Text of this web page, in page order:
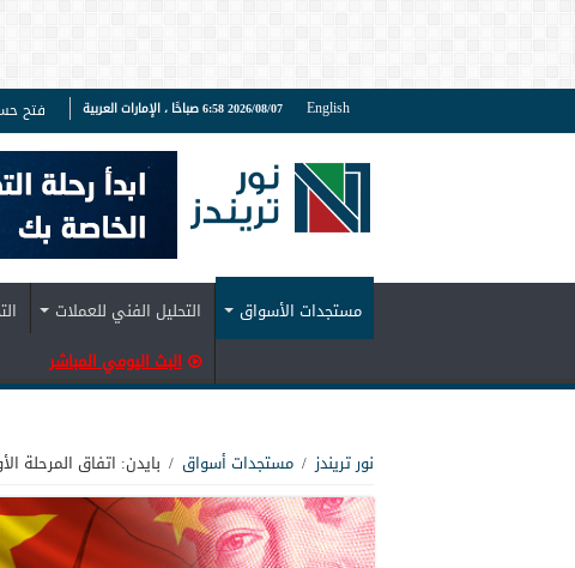
English 2026/08/07 6:58 صباحًا ، الإمارات العربية فتح
مستجدات الأسواق التحليل الفني للعملات
البث اليومي المباشر
نور تريندز / مستجدات أسواق / بايدن: اتفاق المرحلة